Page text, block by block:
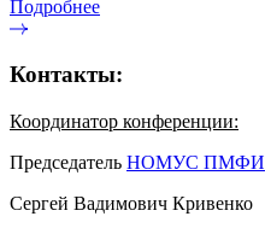
Подробнее
Контакты:
Координатор конференции:
Председатель НОМУС ПМФИ
Сергей Вадимович Кривенко